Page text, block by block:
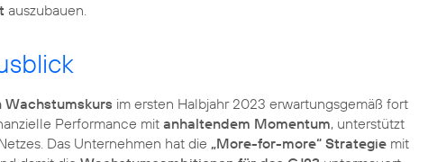
auszubauen.
Wachstumskurs im ersten Halbjahr 2023 erwartungsgemäß fort
Performance mitanhaltendem Momentum, unterstützt
Das Unternehmen hat die „More-for-more“ Strategie mit